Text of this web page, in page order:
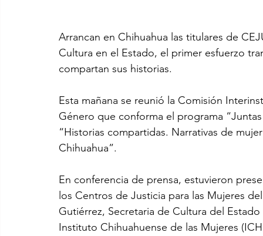
Arrancan en Chihuahua las titulares de
Cultura en el Estado, el primer esfuerzo
compartan sus historias.
Esta mañana se reunió la Comisión
Género que conforma el programa
“Historias compartidas. Narrativas de
Chihuahua”.
En conferencia de prensa, estuvieron
los Centros de Justicia para las Mujeres
Gutiérrez, Secretaria de Cultura del
Instituto Chihuahuense de las Mujeres